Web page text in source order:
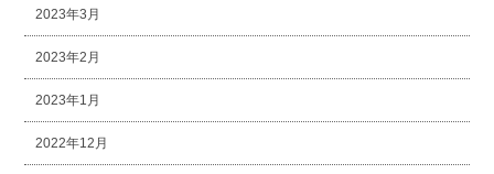
2023年3月
2023年2月
2023年1月
2022年12月